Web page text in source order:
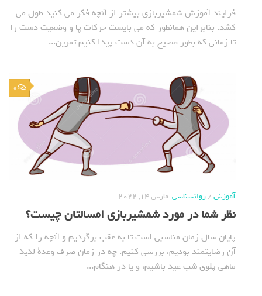
فرایند آموزش شمشیربازی بیشتر از آنچه فکر می کنید طول می
کشد. بنابراین همانطور که می بایست حرکات پا و وضعیت دست را
تا زمانی که بطور صحیح به آن دست پیدا کنیم تمرین...
0
آموزش/روانشناسی مارس 14, 2022
نظر شما در مورد شمشیربازی امسالتان چیست؟
پایان سال زمان مناسبی است تا به عقب برگردیم و آنچه را که از
آن رضایتمند بودیم، بررسی کنیم. چه در زمان صرف وعدة لذیذ
ماهی پلوی شب عید باشیم، و یا در هنگام...